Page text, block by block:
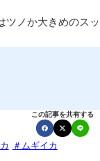
ツノか大きめのス
この記事を共有する
ムギイカ